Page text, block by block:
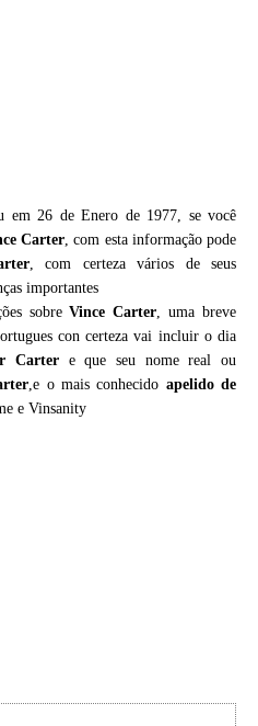
em 26 de Enero de 1977, se você
Carter, com esta informação pode
, com certeza vários de seus
importantes
sobreVince Carter, uma breve
con certeza vai incluir o dia
Cartere que seu nome real ou
,e o mais conhecido apelido de
e Vinsanity